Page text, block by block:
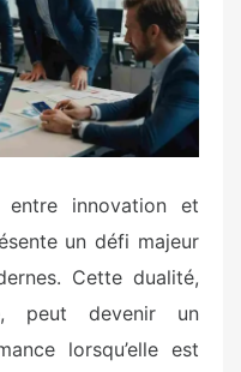
innovation et
un défi majeur
Cette dualité,
peut devenir un
lorsqu’elle est